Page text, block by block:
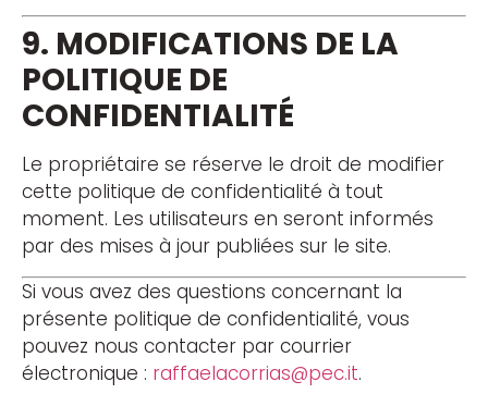
9. MODIFICATIONS DE LA
POLITIQUE DE
CONFIDENTIALITÉ
Le propriétaire se réserve le droit de modifier
cette politique de confidentialité à tout
moment. Les utilisateurs en seront informés
par des mises à jour publiées sur le site.
Si vous avez des questions concernant la
présente politique de confidentialité, vous
pouvez nous contacter par courrier
électronique : raffaelacorrias@pec.it.